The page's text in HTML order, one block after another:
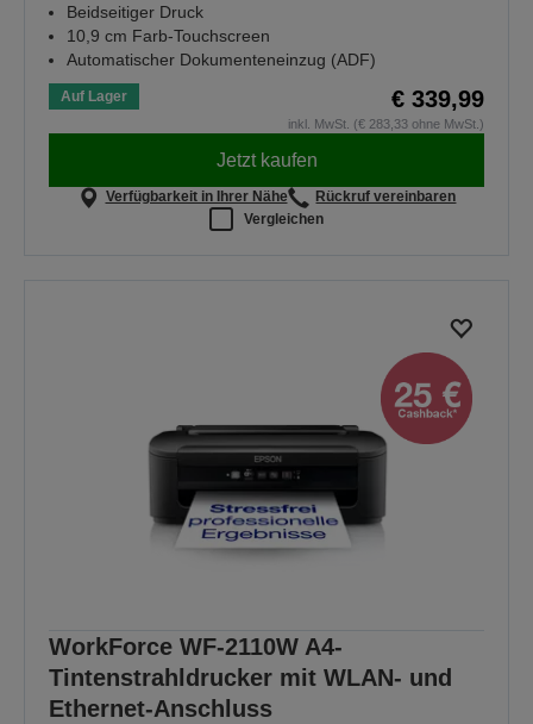
Beidseitiger Druck
10,9 cm Farb-Touchscreen
Automatischer Dokumenteneinzug (ADF)
Auf Lager € 339,99
inkl. MwSt. (€ 283,33 ohne MwSt.)
Jetzt kaufen
Verfügbarkeit in Ihrer Nähe
Rückruf vereinbaren
Vergleichen
WorkForce WF-2110W A4-
Tintenstrahldrucker mit WLAN- und
Ethernet-Anschluss